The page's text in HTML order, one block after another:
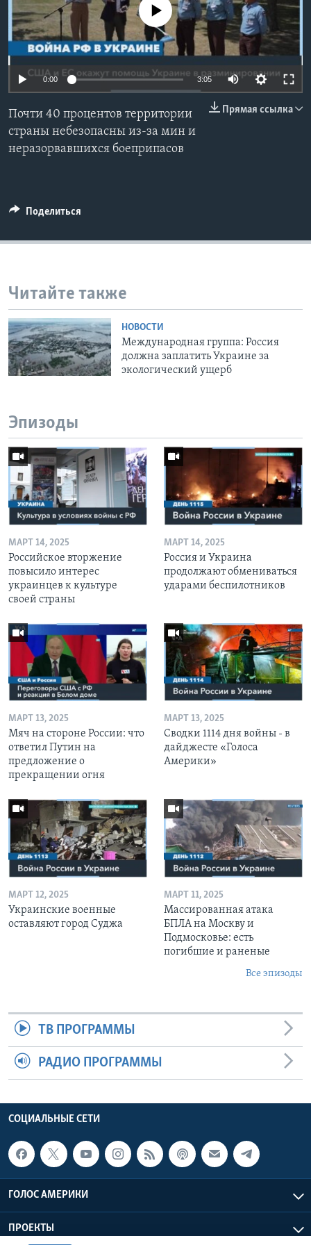
Learning English
Языки
No media source currently available
0:00 3:05
Прямая ссылка
Почти 40 процентов территории
страны небезопасны из-за мин и
неразорвавшихся боеприпасов
Поделиться
Читайте также
НОВОСТИ
Международная группа: Россия
должна заплатить Украине за
экологический ущерб
Эпизоды
МАРТ 14, 2025
Российское вторжение
повысило интерес
украинцев к культуре
своей страны
МАРТ 14, 2025
Россия и Украина
продолжают обмениваться
ударами беспилотников
МАРТ 13, 2025
Мяч на стороне России: что
ответил Путин на
предложение о
прекращении огня
МАРТ 13, 2025
Сводки 1114 дня войны - в
дайджесте «Голоса
Америки»
МАРТ 12, 2025
Украинские военные
оставляют город Суджа
МАРТ 11, 2025
Массированная атака
БПЛА на Москву и
Подмосковье: есть
погибшие и раненые
Все эпизоды
ТВ ПРОГРАММЫ
РАДИО ПРОГРАММЫ
СОЦИАЛЬНЫЕ СЕТИ
ГОЛОС АМЕРИКИ
ПРОЕКТЫ